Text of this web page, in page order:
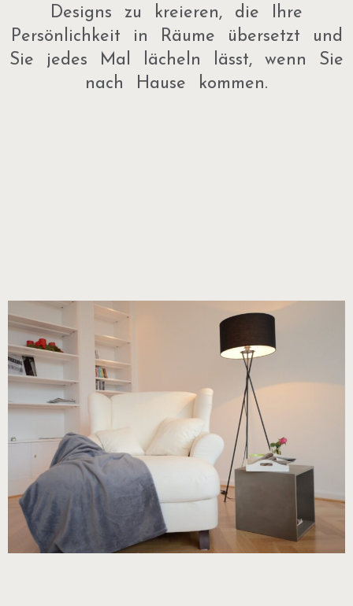
Designs zu kreieren, die Ihre
Persönlichkeit in Räume übersetzt und
Sie jedes Mal lächeln lässt, wenn Sie
nach Hause kommen.